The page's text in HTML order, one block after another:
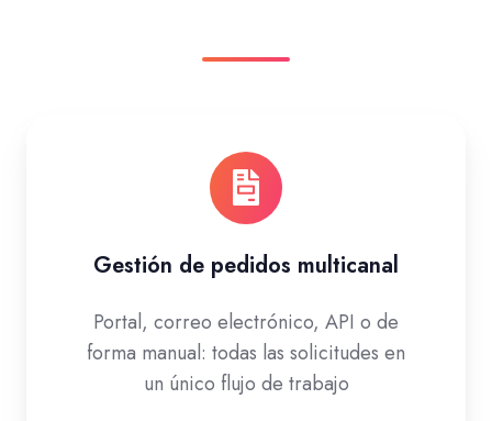
Gestión de pedidos multicanal
Portal, correo electrónico, API o de
forma manual: todas las solicitudes en
un único flujo de trabajo